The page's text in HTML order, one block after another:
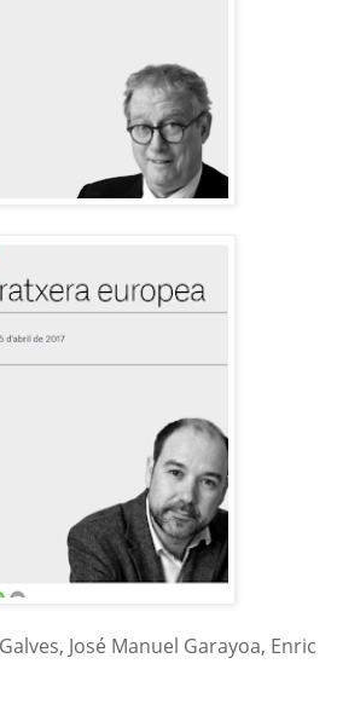
José Manuel Garayoa, Enric